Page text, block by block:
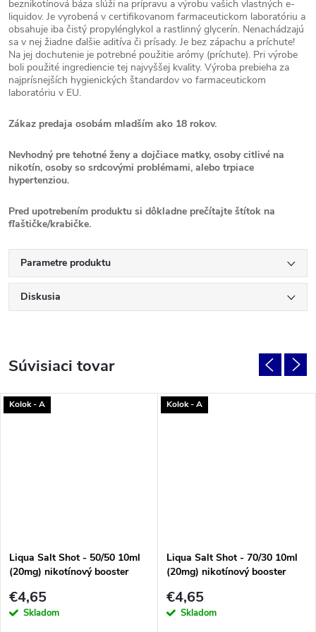
beznikotínová báza slúži na prípravu a výrobu vašich vlastných e-
liquidov. Je vyrobená v certifikovanom farmaceutickom laboratóriu a
obsahuje iba čistý propylénglykol a rastlinný glycerín. Nenachádzajú
sa v nej žiadne ďalšie aditíva či prísady. Je bez zápachu a príchute!
Na jej dochutenie je potrebné použitie arómy (príchute). Pri výrobe
boli použité ingrediencie tej najvyššej kvality. Výroba prebieha za
najprísnejších hygienických štandardov vo farmaceutickom
laboratóriu v EU.
Zákaz predaja osobám mladším ako 18 rokov.
Nevhodný pre tehotné ženy a dojčiace matky, osoby citlivé na
nikotín, osoby so srdcovými problémami, alebo trpiace
hypertenziou.
Pred upotrebením produktu si dôkladne prečítajte štítok na
fľaštičke/krabičke.
Parametre produktu
Diskusia
Súvisiaci tovar
Kolok - A
Liqua Salt Shot - 50/50 10ml
(20mg) nikotínový booster
€4,65
Skladom
Kolok - A
Liqua Salt Shot - 70/30 10ml
(20mg) nikotínový booster
€4,65
Skladom